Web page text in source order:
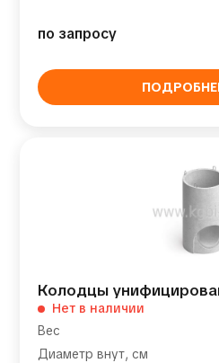
по запросу
Колодцы
Нет в наличии
Вес
Диаметр внут, см